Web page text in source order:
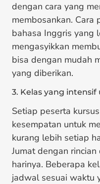
dengan cara yang
membosankan. Cara
bahasa Inggris yang
mengasyikkan
bisa dengan mudah
yang diberikan.
3. Kelas yang
Setiap peserta
kesempatan untuk
kurang lebih setiap
Jumat dengan
harinya. Beberapa
jadwal sesuai waktu